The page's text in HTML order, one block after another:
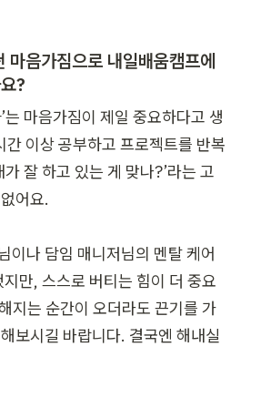
마음가짐으로 내일배움캠프에
?
는 마음가짐이 제일 중요하다고 생
이상 공부하고 프로젝트를 반복
가 잘 하고 있는 게 맞나?’라는 고
어요.
이나 담임 매니저님의 멘탈 케어
만, 스스로 버티는 힘이 더 중요
지는 순간이 오더라도 끈기를 가
보시길 바랍니다. 결국엔 해내실